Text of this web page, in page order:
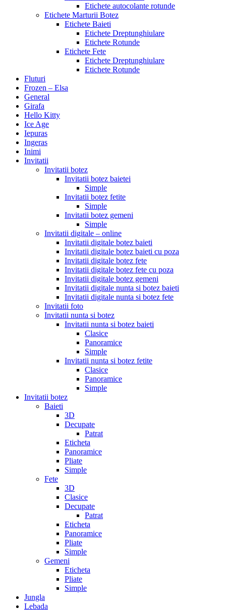
Etichete autocolante rotunde
Etichete Marturii Botez
Etichete Baieti
Etichete Dreptunghiulare
Etichete Rotunde
Etichete Fete
Etichete Dreptunghiulare
Etichete Rotunde
Fluturi
Frozen – Elsa
General
Girafa
Hello Kitty
Ice Age
Iepuras
Ingeras
Inimi
Invitatii
Invitatii botez
Invitatii botez baietei
Simple
Invitatii botez fetite
Simple
Invitatii botez gemeni
Simple
Invitatii digitale – online
Invitatii digitale botez baieti
Invitatii digitale botez baieti cu poza
Invitatii digitale botez fete
Invitatii digitale botez fete cu poza
Invitatii digitale botez gemeni
Invitatii digitale nunta si botez baieti
Invitatii digitale nunta si botez fete
Invitatii foto
Invitatii nunta si botez
Invitatii nunta si botez baieti
Clasice
Panoramice
Simple
Invitatii nunta si botez fetite
Clasice
Panoramice
Simple
Invitatii botez
Baieti
3D
Decupate
Patrat
Eticheta
Panoramice
Pliate
Simple
Fete
3D
Clasice
Decupate
Patrat
Eticheta
Panoramice
Pliate
Simple
Gemeni
Eticheta
Pliate
Simple
Jungla
Lebada